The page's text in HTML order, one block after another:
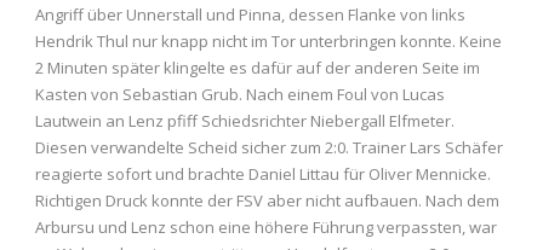
Angriff über Unnerstall und Pinna, dessen Flanke von links
Hendrik Thul nur knapp nicht im Tor unterbringen konnte. Keine
2 Minuten später klingelte es dafür auf der anderen Seite im
Kasten von Sebastian Grub. Nach einem Foul von Lucas
Lautwein an Lenz pfiff Schiedsrichter Niebergall Elfmeter.
Diesen verwandelte Scheid sicher zum 2:0. Trainer Lars Schäfer
reagierte sofort und brachte Daniel Littau für Oliver Mennicke.
Richtigen Druck konnte der FSV aber nicht aufbauen. Nach dem
Arbursu und Lenz schon eine höhere Führung verpassten, war